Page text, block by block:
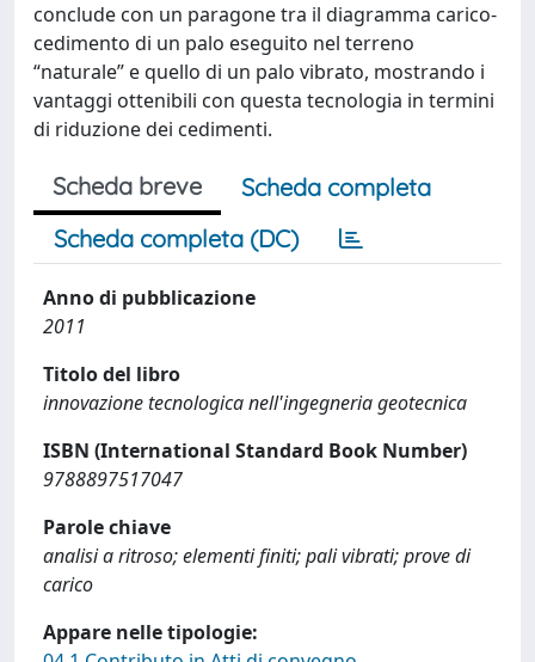
conclude con un paragone tra il diagramma carico-
cedimento di un palo eseguito nel terreno
“naturale” e quello di un palo vibrato, mostrando i
vantaggi ottenibili con questa tecnologia in termini
di riduzione dei cedimenti.
Scheda breve
Scheda completa
Scheda completa (DC)
Anno di pubblicazione
2011
Titolo del libro
innovazione tecnologica nell'ingegneria geotecnica
ISBN (International Standard Book Number)
9788897517047
Parole chiave
analisi a ritroso; elementi finiti; pali vibrati; prove di
carico
Appare nelle tipologie: